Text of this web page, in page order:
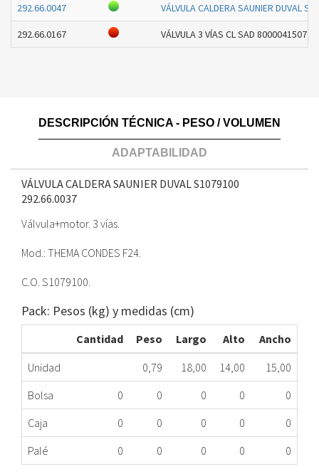
292.66.0047 VÁLVULA CALDERA SAUNIER DUVAL
292.66.0167 VÁLVULA 3 VÍAS CL SAD 8000041507
DESCRIPCIÓN TÉCNICA - PESO / VOLUMEN
ADAPTABILIDAD
VÁLVULA CALDERA SAUNIER DUVAL S1079100
292.66.0037
Válvula+motor. 3 vías.
Mod.: THEMA CONDES F24.
C.O. S1079100.
Pack: Pesos (kg) y medidas (cm)
Cantidad Peso Largo Alto
Ancho
Unidad
0,79 18,00 14,00
15,00
Bolsa
0 0 0 0
0
Caja
0 0 0 0
0
Palé
0 0 0 0 0